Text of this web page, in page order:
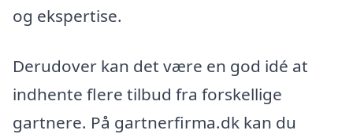
og ekspertise.
Derudover kan det være en god idé at
indhente flere tilbud fra forskellige
gartnere. På gartnerfirma.dk kan du